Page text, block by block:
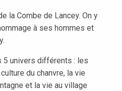
la Combe de Lancey. On y
à ses hommes et
5 univers différents : les
du chanvre, la vie
et la vie au village